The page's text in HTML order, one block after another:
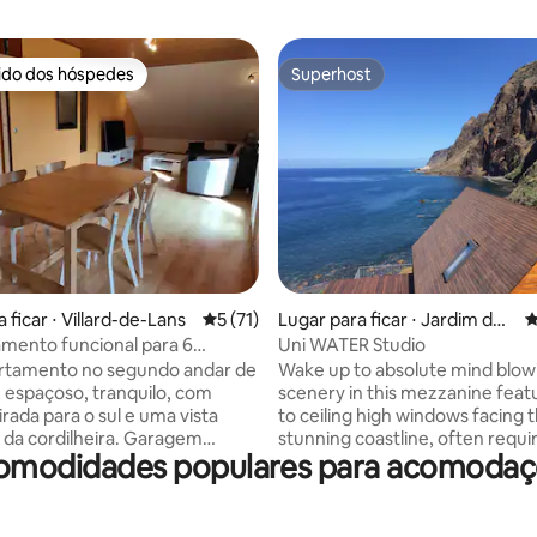
de 5, 24 avaliações
preferidos dos hóspedes
dos hóspedes
ficar ⋅ Villard-de-Lans 5 de uma avaliação média de 5, 71
5 (71)
funcional para 6
no segundo andar de
espaçoso, tranquilo, com
para o sul e uma vista
Garagem
estacionamento privativo. A
da vila. Muitas
Superhost
Superhost
Lugar para ficar ⋅ Jardim do
Mar
Uni WATER Studio
Wake up to absolute mind
scenery in this mezzanine
to ceiling high windows facing
stunning coastline, often
second look to truly
beauty that this magnificent
populares para